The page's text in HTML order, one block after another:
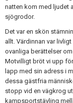
natten kom med ljudet
sjögrodor.
Det var en skön
allt. Värdinnan var
ovanliga berättelser
Motvilligt bröt vi upp
lapp med sin adress i
dessa gästfria
stopp vid en vägkrog
kampsportstävling